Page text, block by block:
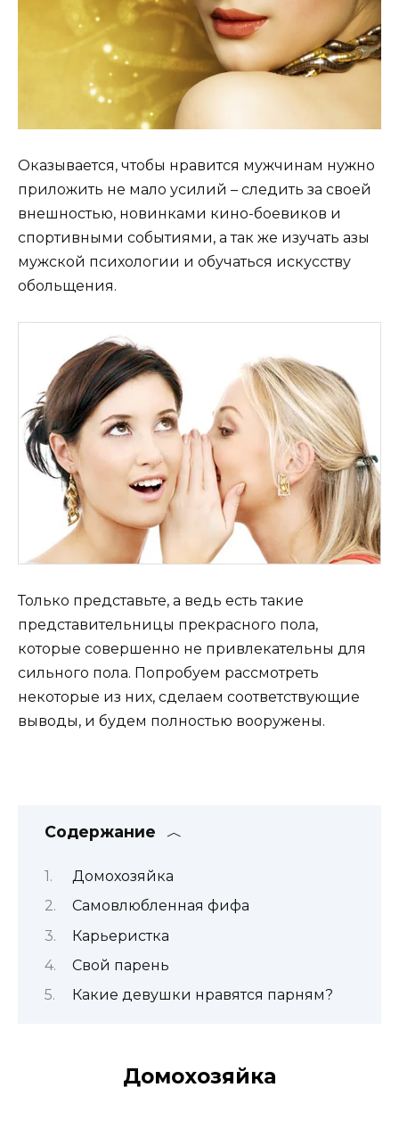
Оказывается, чтобы нравится мужчинам нужно
приложить не мало усилий – следить за своей
внешностью, новинками кино-боевиков и
спортивными событиями, а так же изучать азы
мужской психологии и обучаться искусству
обольщения.
Только представьте, а ведь есть такие
представительницы прекрасного пола,
которые совершенно не привлекательны для
сильного пола. Попробуем рассмотреть
некоторые из них, сделаем соответствующие
выводы, и будем полностью вооружены.
Содержание
Домохозяйка
Самовлюбленная фифа
Карьеристка
Свой парень
Какие девушки нравятся парням?
Домохозяйка